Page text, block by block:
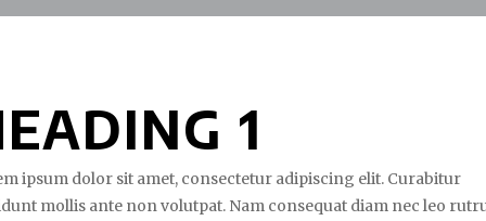
1
ipsum dolor sit amet, consectetur adipiscing elit. Curabitur
mollis ante non volutpat. Nam consequat diam nec leo